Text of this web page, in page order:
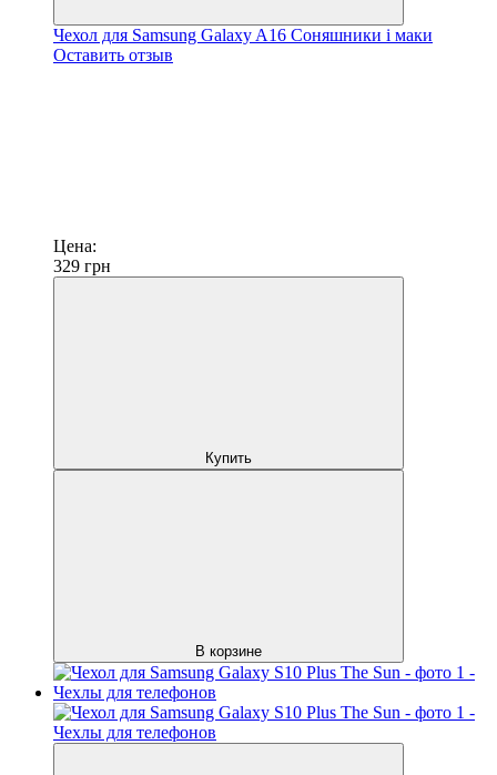
Чехол для Samsung Galaxy A16 Соняшники і маки
Оставить отзыв
Цена:
329 грн
Купить
В корзине